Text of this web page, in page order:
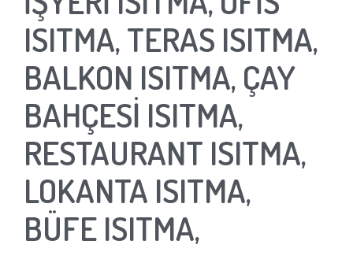
ISITMA, TERAS ISITMA,
BALKON ISITMA, ÇAY
BAHÇESİ ISITMA,
RESTAURANT ISITMA,
LOKANTA ISITMA,
BÜFE ISITMA,